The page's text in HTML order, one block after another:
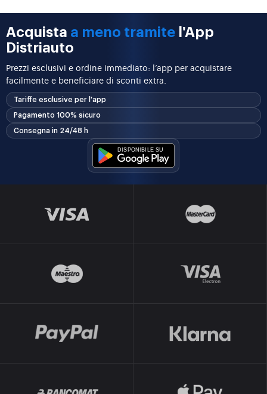
Acquista a meno tramite l'App
Distriauto
Prezzi esclusivi e ordine immediato: l’app per acquistare
facilmente e beneficiare di sconti extra.
Tariffe esclusive per l'app
Pagamento 100% sicuro
Consegna in 24/48 h